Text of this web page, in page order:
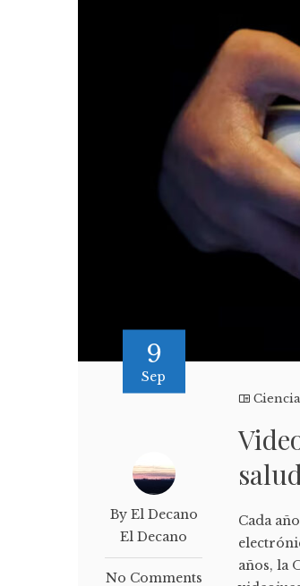
9
Sep
By El Decano
El Decano
No Comments
Cada
años, la